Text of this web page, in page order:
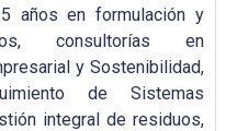
años en formulación y
consultorías en
y Sostenibilidad,
de Sistemas
integral de residuos,